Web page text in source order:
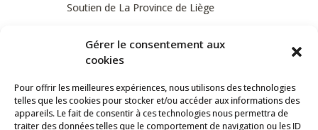
Gérer le consentement aux
cookies
Pour offrir les meilleures expériences, nous utilisons des technologies
telles que les cookies pour stocker et/ou accéder aux informations des
appareils. Le fait de consentir à ces technologies nous permettra de
traiter des données telles que le comportement de navigation ou les ID
Soutien de La Province de Liège
DIMANCHE 3/09 DE 10H A 18H
CATÉGORIES